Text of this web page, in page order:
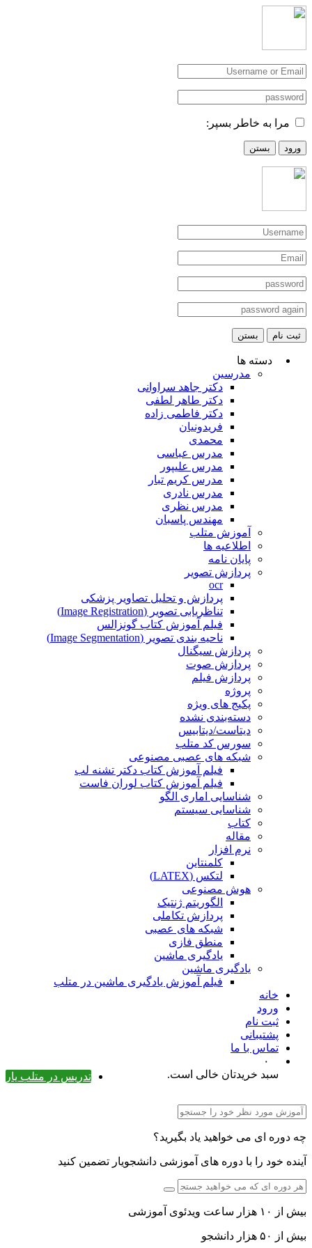
مرا به خاطر بسپر:
ورود بستن
ثبت نام بستن
دسته ها
مدرسین
دکتر جاهد سراوانی
دکتر طاهر لطفی
دکتر فاطمی زاده
فریدونیان
محمدی
مدرس عباسی
مدرس علیپور
مدرس کریم تبار
مدرس نادری
مدرس نظری
مهندس پاسبان
آموزش متلب
اطلاعیه ها
پایان نامه
پردازش تصویر
ocr
پردازش و تحلیل تصاویر پزشکی
تناظریابی تصویر (Image Registration)
فیلم آموزش کتاب گونزالس
ناحیه بندی تصویر (Image Segmentation)
پردازش سیگنال
پردازش صوت
پردازش فیلم
پروژه
پکیج های ویژه
دسته‌بندی نشده
دیتاست/دیتابیس
سورس کد متلب
شبکه های عصبی مصنوعی
فیلم آموزش کتاب دکتر تشنه لب
فیلم آموزش کتاب لوران فاست
شناسایی اماری الگو
شناسایی سیستم
کتاب
مقاله
نرم افزار
کلمنتاین
لتکس (LATEX)
هوش مصنوعی
الگوریتم ژنتیک
پردازش تکاملی
شبکه های عصبی
منطق فازی
یادگیری ماشین
یادگیری ماشین
فیلم آموزش یادگیری ماشین در متلب
خانه
ورود
ثبت نام
پشتیبانی
تماس با ما
۰
تدریس در متلب یار
سبد خریدتان خالی است.
چه دوره ای می خواهید یاد بگیرید؟
آینده خود را با دوره های آموزشی دانشجویار تضمین کنید
بیش از ۱۰ هزار ساعت ویدئوی آموزشی
بیش از ۵۰ هزار دانشجو